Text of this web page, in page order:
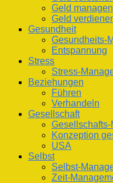
Geld managen
Geld
Gesundheit
Gesundheits-
Entspannung
Stress
Stress-
Beziehungen
Führen
Verhandeln
Gesellschaft
Konzeption
USA
Selbst
Selbst-
Zeit-